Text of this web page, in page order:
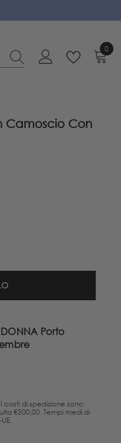
00
Camoscio Con
DONNA Porto
costi di spedizione sono:
€500,00. Tempi medi di